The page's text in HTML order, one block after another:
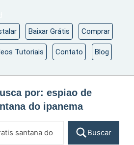
Baixar Grátis Comprar
Tutoriais Contato Blog
por: espiao de
do ipanema
Buscar